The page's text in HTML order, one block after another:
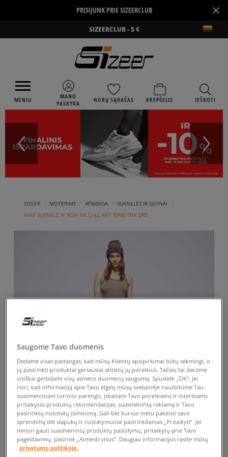
PRISIJUNK PRIE SIZEERCLUB ×
SIZEERCLUB - 5 €
MENIU
MANO
PASKYRA
NORŲ SĄRAŠAS KREPŠELIS IEŠKOTI
SIZEER MOTERIMS APRANGA SUKNELĖS IR SIJONAI
NIKE SUKNELĖ W NSW NK CHLL KNT MRIB TNK DRS
-10% UŽ MAŽ. 70 €, KODAS: SALE
Saugome Tavo duomenis
Dedame visas pastangas, kad mūsų Klientų apsipirkimai būtų sėkmingi, o
jų pasirinkti produktai geriausiai atitiktų jų poreikius. Tačiau tai darome
visiškai gerbdami visų asmens duomenų saugumą. Spustelk „OK“, jei
nori, kad informaciją apie Tavo elgesį mūsų svetainėje naudotume Tau
suasmenintam turiniui parengti, įskaitant Tavo poreikiams ir interesams
pritaikytas produktų rekomendacijas, suasmenintą reklamą ir Tavo
pasirinktų nuostatų įsiminimą. Gali bet kuriuo metu pakeisti savo
sprendimą dėl slapukų ir nustatymuose pasirinkdamas „Pritaikyti“. Jei
nenori gauti suasmenintų produktų pasiūlymų, pritaikytų prie Tavo
pageidavimų, pasirink „Atmesti visus”. Daugiau informacijos rasite mūsų
privatumo politikoje.